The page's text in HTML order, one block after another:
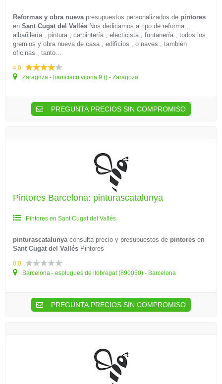
Reformas y obra nuevapresupuestos personalizados de pintores
en Sant Cugat del Vallés Nos dedicamos a tipo de reforma ,
albañilería , pintura , carpintería , electicista , fontanería , todos los
gremios y obra nueva de casa , edificios , o naves , también
oficinas , tanto...
4.0
Zaragoza - framciaco vitoria 9 () - Zaragoza
PREGUNTA PRECIOS SIN COMPROMISO
Pintores Barcelona: pinturascatalunya
Pintores en Sant Cugat del Vallés
pinturascatalunyaconsulta precio y presupuestos de pintores en
Sant Cugat del Vallés Pintores
0.0
Barcelona - esplugues de llobregat (890050) - Barcelona
PREGUNTA PRECIOS SIN COMPROMISO